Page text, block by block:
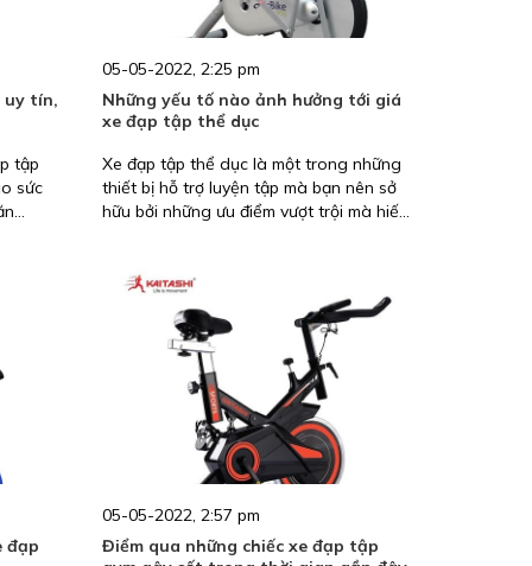
uy tín,
tập
sức
lựa
xe
05-05-2022, 2:25 pm
Những yếu tố nào ảnh hưởng tới giá
xe đạp tập thể dục
Xe đạp tập thể dục là một trong những
thiết bị hỗ trợ luyện tập mà bạn nên sở
hữu bởi những ưu điểm vượt trội mà hiếm
dục còn có kích thước nhỏ gọn, phù hợp
để đặt trong nhà và mang lại hiệu quả
cao cho người sử dụng. Đặc biệt, giá xe
đạp tập thể dục rẻ hơn nhiều so với
nhiều thiết bị hỗ trợ luyện tập khác. Thế
nhưng bạn có biết những yếu tố nào có
ảnh hưởng đến giá xe đạp tập thể dục
hay chưa? Trong bài viết này, Kaitashi sẽ
giải đáp cho bạn những điều đó nhé
đạp
05-05-2022, 2:57 pm
Điểm qua những chiếc xe đạp tập